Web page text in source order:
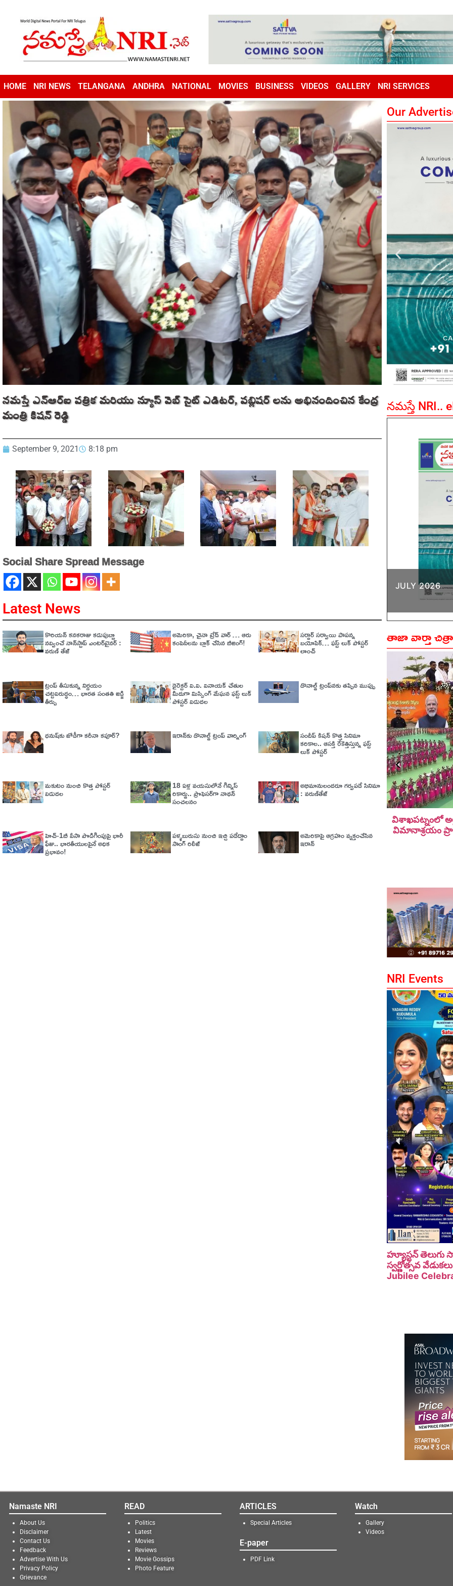
HOME NRI NEWS TELANGANA ANDHRA NATIONAL MOVIES BUSINESS VIDEOS GALLERY NRI SERVICES
నమస్తే ఎన్ఆర్ఐ పత్రిక మరియు న్యూస్ వెబ్ సైట్ ఎడిటర్, పబ్లిషర్ లను అభినందించిన కేంద్ర
మంత్రి కిషన్‌ రెడ్డి
September 9, 2021 8:18 pm
Social Share Spread Message
Latest News
కొరియన్ కనకరాజు కడుపుబ్బా
నవ్వించే నాన్‌స్టాప్ ఎంటర్‌టైనర్ :
వరుణ్ తేజ్
అమెరికా, చైనా ట్రేడ్​​ వార్​ … ఆరు
కంపెనీలను బ్లాక్​ చేసిన బీజింగ్​!
సర్దార్ సర్వాయి పాపన్న
బయోపిక్… ఫస్ట్ లుక్ పోస్టర్
లాంచ్
ట్రంప్‌ తీసుకున్న నిర్ణయం
చట్టవిరుద్ధం… భారత సంతతి జడ్జి
తీర్పు
డైరెక్టర్ వి.వి. వినాయక్ చేతుల
మీదుగా మిస్సింగ్ మేఘన ఫస్ట్ లుక్
పోస్టర్ విడుదల
డొనాల్డ్ ట్రంప్‌నకు తప్పిన ముప్పు
ధనుష్‌కు జోడీగా కరీనా కపూర్? ఇరాన్‌కు డొనాల్డ్ ట్రంప్ వార్నింగ్‌ సందీప్ కిషన్ కొత్త సినిమా
కరికాల.. ఆసక్తి రేకెత్తిస్తున్న ఫస్ట్
లుక్ పోస్టర్
మకుటం నుంచి కొత్త పోస్టర్
విడుదల
18 ఏళ్ల వయసులోనే గిన్నిస్
రికార్డు.. ప్రొఫెసర్‌గా నాథన్
సంచలనం
అభిమానులందరూ గర్వపడే సినిమా
: వరుణ్‌తేజ్‌
హెచ్‌-1బీ వీసా పొడిగింపుపై భారీ
ఫీజు.. భారతీయులపైనే అధిక
ప్రభావం!
పళ్ళబురుసు నుంచి ఇచ్చి పడేద్దాం
సాంగ్ రిలీజ్
అమెరికాపై ఆగ్ర‌హం వ్య‌క్తంచేసిన
ఇరాన్
Our
నమస్తే NRI..
JULY 2026
తాజా వార్తా
విశాఖపట్నంలో
విమానాశ్ర‌యం
NRI Events
హ్యూస్టన్
స్వర్ణోత్సవ
Jubilee
Namaste NRI
About Us
Disclaimer
Contact Us
Feedback
Advertise With Us
Privacy Policy
Grievance
READ
Politics
Latest
Movies
Reviews
Movie Gossips
Photo Feature
ARTICLES
Special Articles
E-paper
PDF Link
Watch
Gallery
Videos